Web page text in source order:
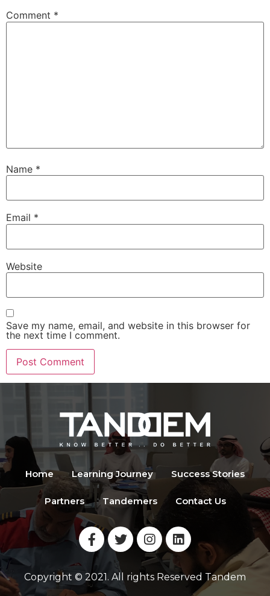
Comment *
Name *
Email *
Website
Save my name, email, and website in this browser for
the next time I comment.
Home Learning Journey Success Stories
Partners Tandemers Contact Us
Copyright © 2021. All rights Reserved Tandem